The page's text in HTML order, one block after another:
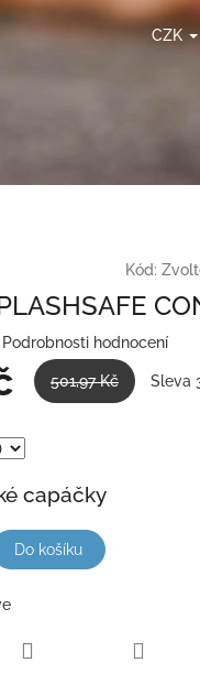
CZK
Kód:
Podrobnosti hodnocení
501,97 Kč Sleva
capáčky
Do košíku